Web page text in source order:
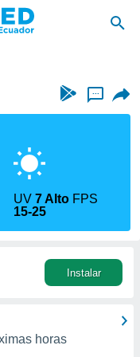
...
UV7 Alto FPS
15-25
Instalar
horas